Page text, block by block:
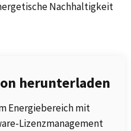
Nachhaltigkeit
herunterladen
Energiebereich mit
Lizenzmanagement